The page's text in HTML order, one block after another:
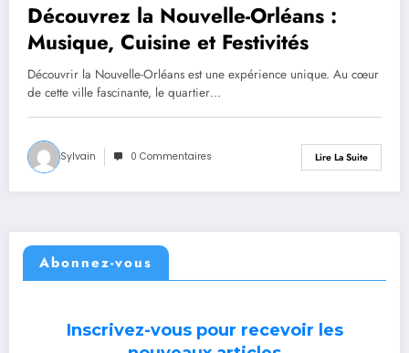
Découvrez la Nouvelle-Orléans :
Musique, Cuisine et Festivités
Découvrir la Nouvelle-Orléans est une expérience unique. Au cœur
de cette ville fascinante, le quartier…
Sylvain 0 Commentaires Lire La Suite
Abonnez-vous
Inscrivez-vous pour recevoir les